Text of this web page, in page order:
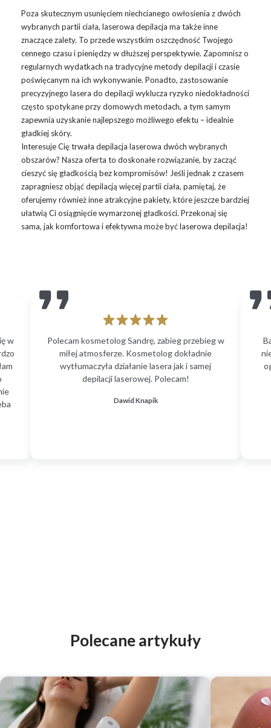
Poza skutecznym usunięciem niechcianego owłosienia z dwóch
wybranych partii ciała, laserowa depilacja ma także inne
znaczące zalety. To przede wszystkim oszczędność Twojego
cennego czasu i pieniędzy w dłuższej perspektywie. Zapomnisz o
regularnych wydatkach na tradycyjne metody depilacji i czasie
poświęcanym na ich wykonywanie. Ponadto, zastosowanie
precyzyjnego lasera do depilacji wyklucza ryzyko niedokładności
często spotykane przy domowych metodach, a tym samym
zapewnia uzyskanie najlepszego możliwego efektu – idealnie
gładkiej skóry.
Interesuje Cię trwała depilacja laserowa dwóch wybranych
obszarów? Nasza oferta to doskonałe rozwiązanie, by zacząć
cieszyć się gładkością bez kompromisów! Jeśli jednak z czasem
zapragniesz objąć depilacją więcej partii ciała, pamiętaj, że
oferujemy również inne atrakcyjne pakiety, które jeszcze bardziej
ułatwią Ci osiągnięcie wymarzonej gładkości. Przekonaj się
sama, jak komfortowa i efektywna może być laserowa depilacja!
w
Polecam kosmetolog Sandrę, zabieg przebieg w
miłej atmosferze. Kosmetolog dokładnie
wytłumaczyła działanie lasera jak i samej
depilacji laserowej. Polecam!
Dawid Knapik
Polecane artykuły